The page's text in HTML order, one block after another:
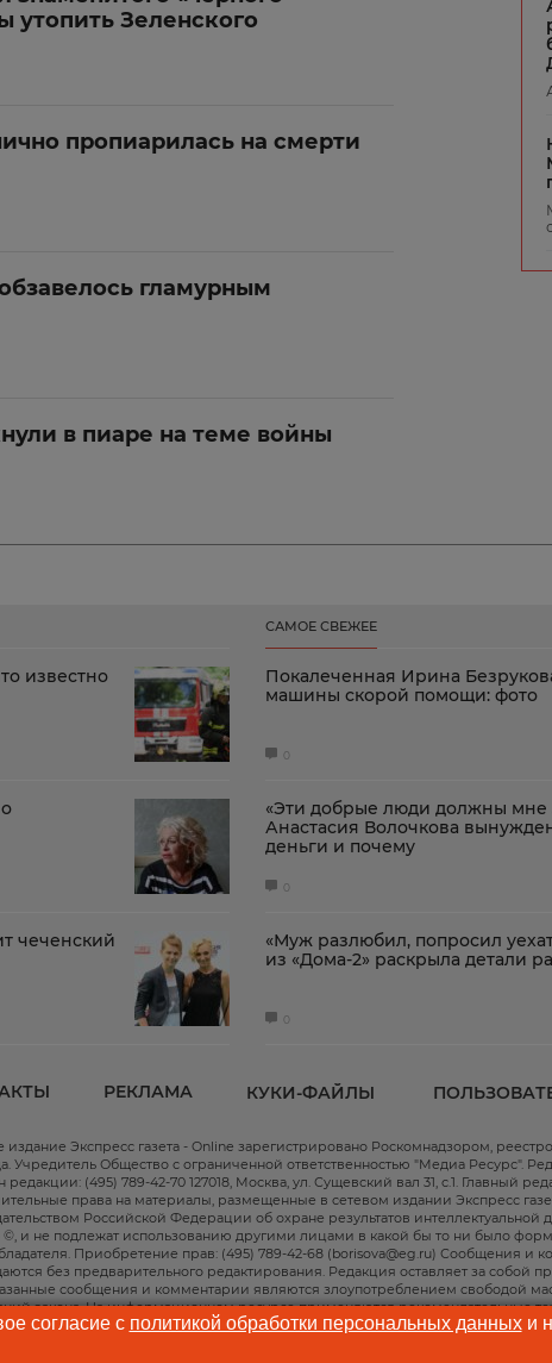
утопить Зеленского
пропиарилась на смерти
гламурным
в пиаре на теме войны
известно
чеченский
САМОЕ СВЕЖЕЕ
Покалеченная Ирина
машины скорой помощи: фото
0
«Эти добрые люди должны мне
Анастасия Волочкова
деньги и почему
0
«Муж разлюбил, попросил
из «Дома-2» раскрыла детали
0
РЕКЛАМА КУКИ-ФАЙЛЫ
издание Экспресс газета - Online зарегистрировано Роскомнадзором,
Учредитель Общество с ограниченной ответственностью "Медиа Ресурс".
редакции: (495) ‎789-42-70 127018, Москва, ул. Сущевский вал 31, с.1. Главный
права на материалы, размещенные в сетевом издании Экспресс
Российской Федерации об охране результатов
©, и не подлежат использованию другими лицами в какой бы то ни было
Приобретение прав: ‎(495) 789-42-68 (borisova@eg.ru) Сообщения и
без предварительного редактирования. Редакция оставляет за собой
сообщения и комментарии являются злоупотреблением свободой
закона. На информационном ресурсе применяютсярекомендательные
информации на основе сбора, систематизации и анализа сведений,
согласие с политикой обработки персональных данныхи